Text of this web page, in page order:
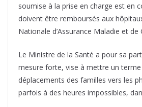
soumise à la prise en charge est en
doivent être remboursés aux
Nationale d’Assurance Maladie et de
Le Ministre de la Santé a pour sa
mesure forte, vise à mettre un
déplacements des familles vers les
parfois à des heures impossibles,